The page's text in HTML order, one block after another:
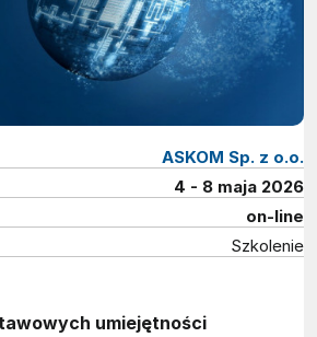
ASKOM Sp. z o.o.
4 - 8 maja 2026
on-line
Szkolenie
umiejętności